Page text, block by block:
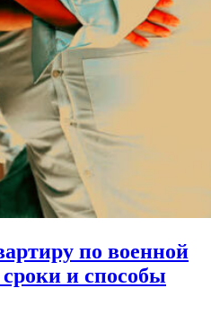
по военной
и способы